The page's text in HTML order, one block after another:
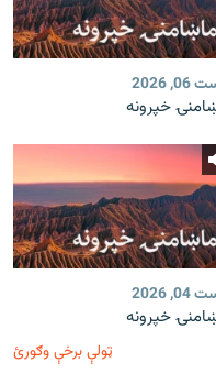
2026
خپرونه
2026
خپرونه
ټولې برخې وګورئ